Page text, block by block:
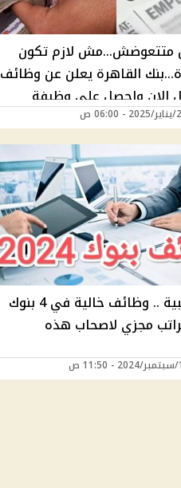
لازم تكون
القاهرة يعلن عن وظائف
سجل الان واحصل على وظيفة
فرصة ذهبية .. وظائف خالية في 4 بنوك
مجزي لاصحاب هذه